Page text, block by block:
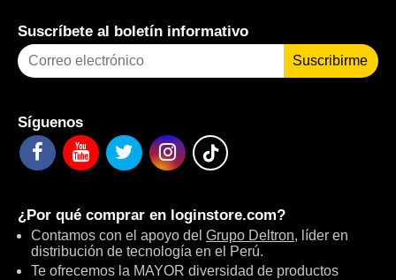
Suscríbete al boletín informativo
Suscribirme
Síguenos
¿Por qué comprar en loginstore.com?
Contamos con el apoyo del Grupo Deltron, líder en
distribución de tecnología en el Perú.
Te ofrecemos la MAYOR diversidad de productos